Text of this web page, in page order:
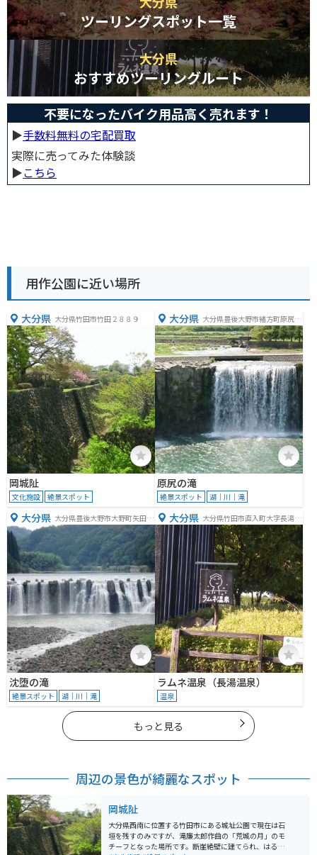
ツーリングスポット一覧
大分県
おすすめツーリングルート
不要になったバイク用品高く売れます！
▶︎手数料無料の宅配買取
実際に売ってみた体験談
▶︎こちら
用作公園に近い場所
大分県 大分県竹田市竹田２８８９
岡城阯
文化施設 絶景スポット
大分県 大分県豊後大野市緒方町原尻４
１０
原尻の滝
絶景スポット 湖｜川｜滝
大分県 大分県豊後大野市大野町矢田２
３９４
沈堕の滝
絶景スポット 湖｜川｜滝
大分県 大分県竹田市直入町大字長湯７
６７６−２
ラムネ温泉（長湯温泉）
温泉
もっと見る
周辺の景色が綺麗なスポット
岡城阯
大分県西南に位置する竹田市にある城址公園で現在は石
垣を残すのみですが、滝廉太郎作曲の「荒城の月」のモ
チーフとなった場所です。断崖絶壁に建てられ、はるか